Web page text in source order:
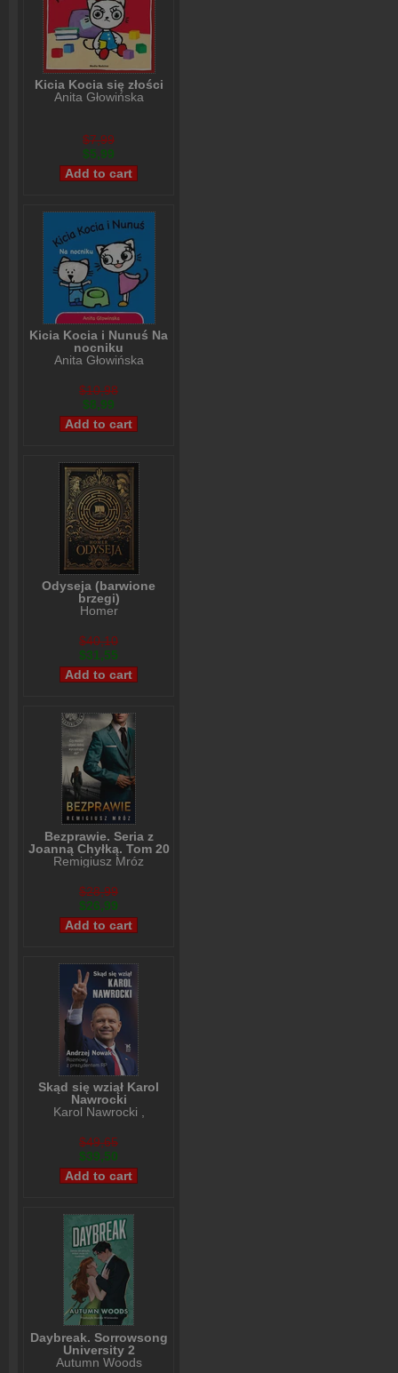
Kicia Kocia się złości
Anita Głowińska
$7,99
$5,99
Kicia Kocia i Nunuś Na
nocniku
Anita Głowińska
$10,98
$8,99
Odyseja (barwione
brzegi)
Homer
$40,10
$31,55
Bezprawie. Seria z
Joanną Chyłką. Tom 20
Remigiusz Mróz
$28,99
$26,99
Skąd się wziął Karol
Nawrocki
Karol Nawrocki
$49,65
$39,50
Daybreak. Sorrowsong
University 2
Autumn Woods